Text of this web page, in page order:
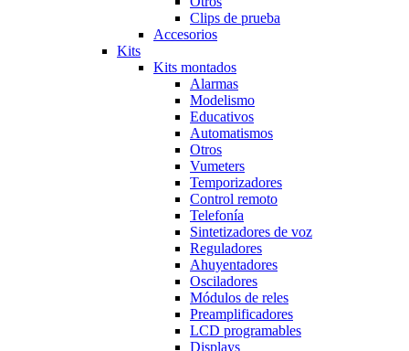
Clips de prueba
Accesorios
Kits
Kits montados
Alarmas
Modelismo
Educativos
Automatismos
Otros
Vumeters
Temporizadores
Control remoto
Telefonía
Sintetizadores de voz
Reguladores
Ahuyentadores
Osciladores
Módulos de reles
Preamplificadores
LCD programables
Displays